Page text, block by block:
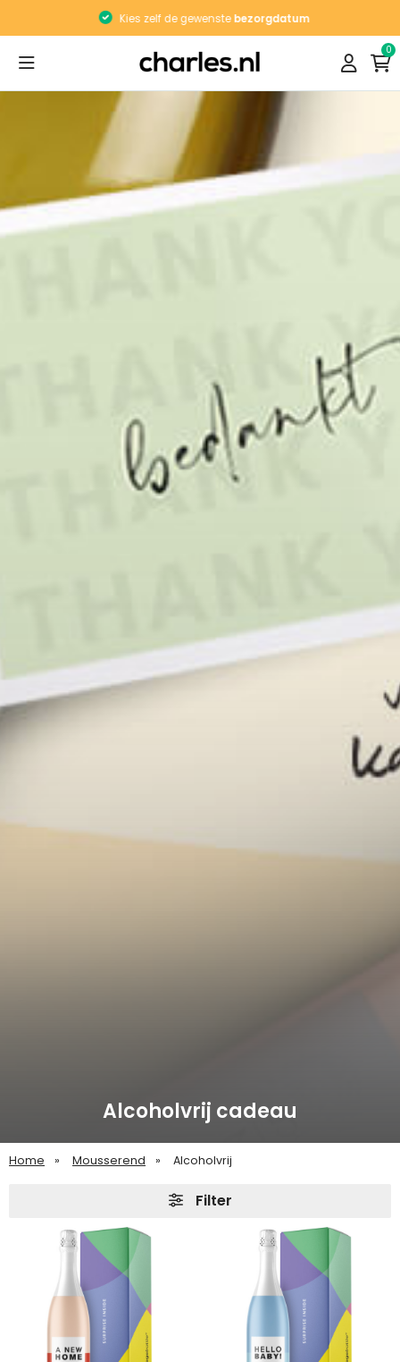
Kies zelf de gewenstebezorgdatum
0
Alcoholvrij cadeau
Home Mousserend Alcoholvrij
Filter